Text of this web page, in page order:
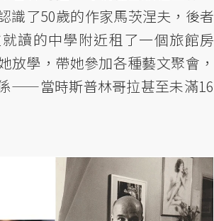
識了50歲的作家馬茨涅夫，後者
讀的中學附近租了一個旅館房
放學，帶她參加各種藝文聚會，
——當時斯普林哥拉甚至未滿16